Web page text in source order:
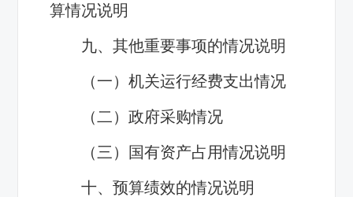
算情况说明
九、其他重要事项的情况说明
（一）机关运行经费支出情况
（二）政府采购情况
（三）国有资产占用情况说明
十、预算绩效的情况说明